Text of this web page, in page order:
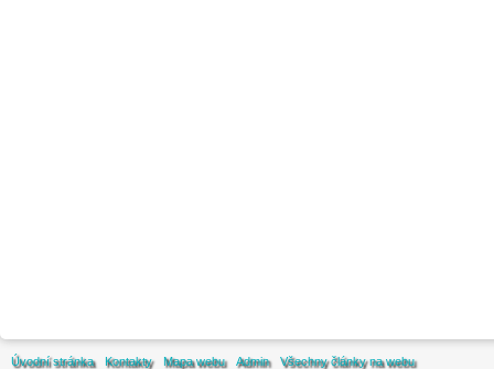
Úvodní stránka Kontakty Mapa webu Admin Všechny články na webu